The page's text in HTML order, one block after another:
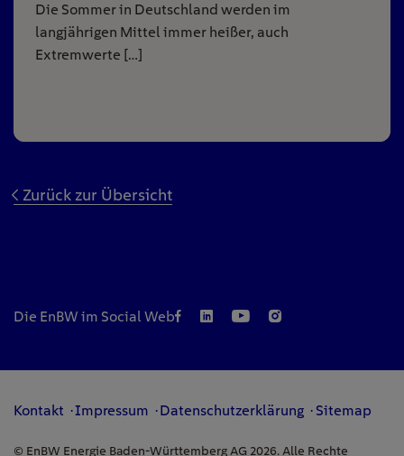
Die Sommer in Deutschland werden im
langjährigen Mittel immer heißer, auch
Extremwerte […]
Zurück zur Übersicht
Die EnBW im Social Web
Kontakt Impressum Datenschutzerklärung Sitemap
© EnBW Energie Baden-Württemberg AG 2026. Alle Rechte